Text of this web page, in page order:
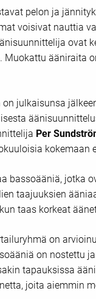
pelon ja
voisivat nauttia
ovat
ääniraita
julkaisunsa
Per
kokemaan
bassoääniä, jotka
taajuuksien
taas korkeat
on
on nostettu
tapauksissa
joita aiemmin